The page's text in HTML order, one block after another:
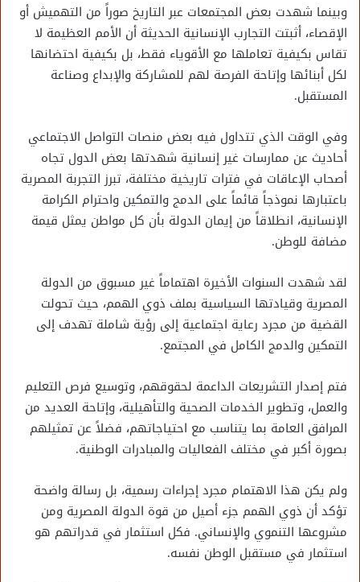
وبينما شهدت بعض المجتمعات عبر التاريخ صوراً من التهميش أو
الإقصاء، أثبتت التجارب الإنسانية الحديثة أن الأمم العظيمة لا
تقاس بكيفية تعاملها مع الأقوياء فقط، بل بكيفية احتضانها
لكل أبنائها وإتاحة الفرصة لهم للمشاركة والإبداع وصناعة
المستقبل.
وفي الوقت الذي تتداول فيه بعض منصات التواصل الاجتماعي
أحاديث عن ممارسات غير إنسانية شهدتها بعض الدول تجاه
أصحاب الإعاقات في فترات تاريخية مختلفة، تبرز التجربة المصرية
باعتبارها نموذجاً قائماً على الدمج والتمكين واحترام الكرامة
الإنسانية، انطلاقاً من إيمان الدولة بأن كل مواطن يمثل قيمة
مضافة للوطن.
لقد شهدت السنوات الأخيرة اهتماماً غير مسبوق من الدولة
المصرية وقيادتها السياسية بملف ذوي الهمم، حيث تحولت
القضية من مجرد رعاية اجتماعية إلى رؤية شاملة تهدف إلى
التمكين والدمج الكامل في المجتمع.
فتم إصدار التشريعات الداعمة لحقوقهم، وتوسيع فرص التعليم
والعمل، وتطوير الخدمات الصحية والتأهيلية، وإتاحة العديد من
المرافق العامة بما يتناسب مع احتياجاتهم، فضلاً عن تمثيلهم
بصورة أكبر في مختلف الفعاليات والمبادرات الوطنية.
ولم يكن هذا الاهتمام مجرد إجراءات رسمية، بل رسالة واضحة
تؤكد أن ذوي الهمم جزء أصيل من قوة الدولة المصرية ومن
مشروعها التنموي والإنساني. فكل استثمار في قدراتهم هو
استثمار في مستقبل الوطن نفسه.